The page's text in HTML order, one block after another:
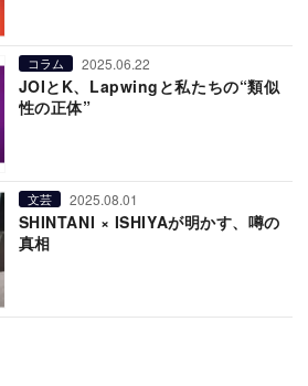
コラム 2025.06.22
JOIとK、Lapwingと私たちの“類似
性の正体”
文芸 2025.08.01
SHINTANI × ISHIYAが明かす、噂の
真相